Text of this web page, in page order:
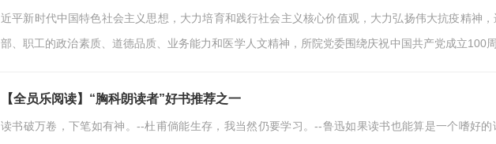
近平新时代中国特色社会主义思想，大力培育和践行社会主义核心价值观，大力弘扬伟大抗疫精神
部、职工的政治素质、道德品质、业务能力和医学人文精神，所院党委围绕庆祝中国共产党成立100周
精神、不忘医者初心”的第七届“点亮美丽人生…
【全员乐阅读】“胸科朗读者”好书推荐之一
读书破万卷，下笔如有神。--杜甫倘能生存，我当然仍要学习。--鲁迅如果读书也能算是一个嗜好